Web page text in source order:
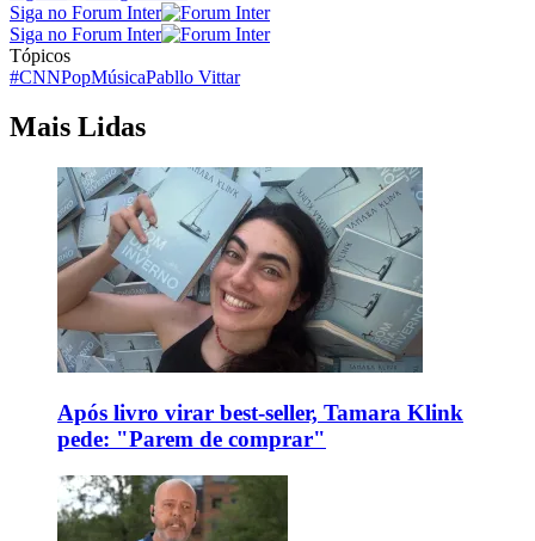
Siga no Forum Inter
Siga no Forum Inter
Tópicos
#CNNPopMúsicaPabllo Vittar
Mais Lidas
Após livro virar best-seller, Tamara Klink
pede: "Parem de comprar"